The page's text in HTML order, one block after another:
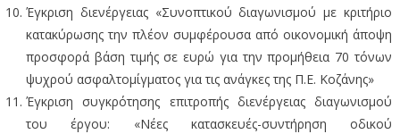
Έγκριση διενέργειας «Συνοπτικού διαγωνισμού με κριτήριο
κατακύρωσης την πλέον συμφέρουσα από οικονομική άποψη
προσφορά βάση τιμής σε ευρώ για την προμήθεια 70 τόνων
ψυχρού ασφαλτομίγματος για τις ανάγκες της Π.Ε. Κοζάνης»
Έγκριση συγκρότησης επιτροπής διενέργειας διαγωνισμού
του έργου: «Νέες κατασκευές-συντήρηση οδικού